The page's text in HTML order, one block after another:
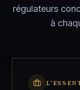
régulateurs
à